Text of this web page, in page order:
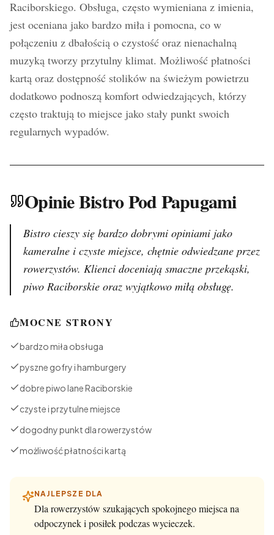
Raciborskiego. Obsługa, często wymieniana z imienia,
jest oceniana jako bardzo miła i pomocna, co w
połączeniu z dbałością o czystość oraz nienachalną
muzyką tworzy przytulny klimat. Możliwość płatności
kartą oraz dostępność stolików na świeżym powietrzu
dodatkowo podnoszą komfort odwiedzających, którzy
często traktują to miejsce jako stały punkt swoich
regularnych wypadów.
Opinie Bistro Pod Papugami
Bistro cieszy się bardzo dobrymi opiniami jako
kameralne i czyste miejsce, chętnie odwiedzane przez
rowerzystów. Klienci doceniają smaczne przekąski,
piwo Raciborskie oraz wyjątkowo miłą obsługę.
MOCNE STRONY
bardzo miła obsługa
pyszne gofry i hamburgery
dobre piwo lane Raciborskie
czyste i przytulne miejsce
dogodny punkt dla rowerzystów
możliwość płatności kartą
NAJLEPSZE DLA
Dla rowerzystów szukających spokojnego miejsca na
odpoczynek i posiłek podczas wycieczek.